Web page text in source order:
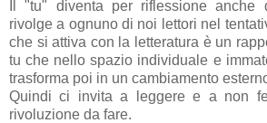
Il "tu" diventa per riflessione anche
rivolge a ognuno di noi lettori nel
che si attiva con la letteratura è un
tu che nello spazio individuale e
trasforma poi in un cambiamento
Quindi ci invita a leggere e a non
rivoluzione da fare.